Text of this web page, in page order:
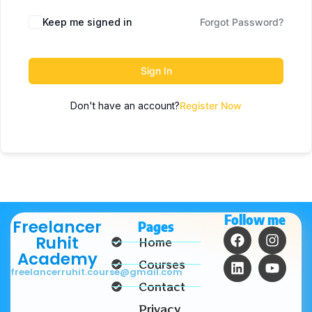
Keep me signed in Forgot Password?
Sign In
Don't have an account?Register Now
Freelancer
Ruhit
Academy
freelancerruhit.course@gmail.com
Pages
Home
Courses
Contact
Privacy
Follow me